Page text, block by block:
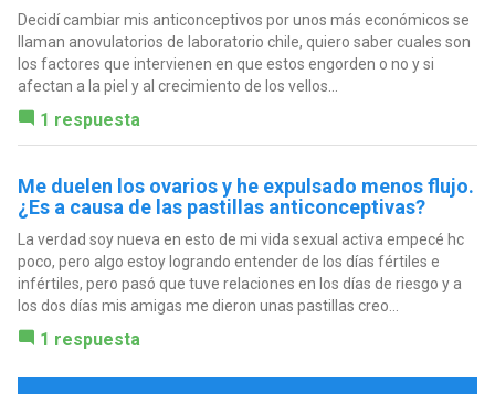
Decidí cambiar mis anticonceptivos por unos más económicos se
llaman anovulatorios de laboratorio chile, quiero saber cuales son
los factores que intervienen en que estos engorden o no y si
afectan a la piel y al crecimiento de los vellos...
1 respuesta
Me duelen los ovarios y he expulsado menos flujo.
¿Es a causa de las pastillas anticonceptivas?
La verdad soy nueva en esto de mi vida sexual activa empecé hc
poco, pero algo estoy logrando entender de los días fértiles e
infértiles, pero pasó que tuve relaciones en los días de riesgo y a
los dos días mis amigas me dieron unas pastillas creo...
1 respuesta